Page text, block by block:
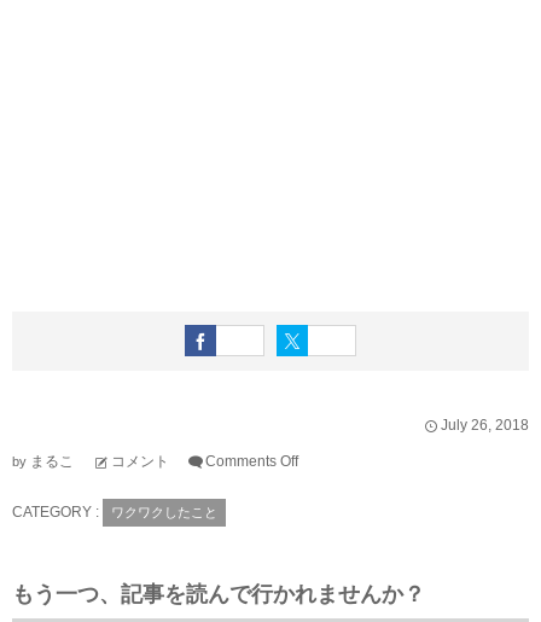
July 26 2018
by まるこ コメント Comments Off
CATEGORY : ワクワクしたこと
もう一つ、記事を読んで行かれませんか？